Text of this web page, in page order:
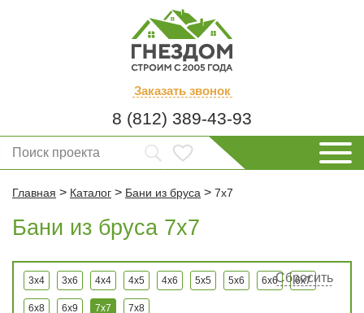
Заказать звонок
8 (812) 389-43-93
Главная > Каталог > Бани из бруса > 7x7
Бани из бруса 7x7
Сбросить
3x4 3x6 4x4 4x5 4x6 5x5 5x6 6x6 6x7
6x8 6x9 7x7 7x8